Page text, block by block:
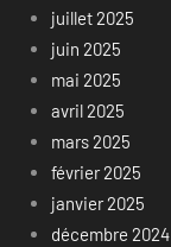
juillet 2025
juin 2025
mai 2025
avril 2025
mars 2025
février 2025
janvier 2025
décembre 2024